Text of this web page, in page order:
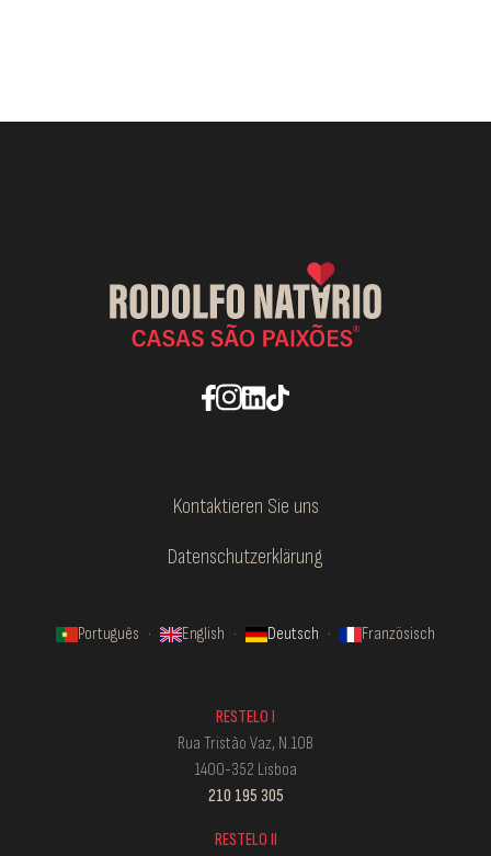
Kontaktieren Sie uns
Datenschutzerklärung
Português · English · Deutsch · Französisch
RESTELO I
Rua Tristão Vaz, N.10B
1400-352 Lisboa
210 195 305
RESTELO II